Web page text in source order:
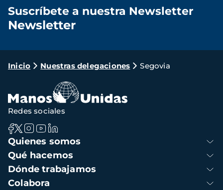
Suscríbete a nuestra Newsletter
Newsletter
Ruta
navegación
Inicio Nuestras delegaciones Segovia
Navegación
principal
Quienes somos
Qué hacemos
Dónde trabajamos
Colabora
Redes sociales